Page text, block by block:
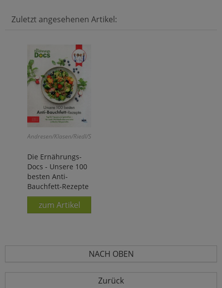
Zuletzt angesehenen Artikel:
Andresen/Klasen/Riedl/Schäfer:
Die Ernährungs-
Docs - Unsere 100
besten Anti-
Bauchfett-Rezepte
zum Artikel
NACH OBEN
Zurück